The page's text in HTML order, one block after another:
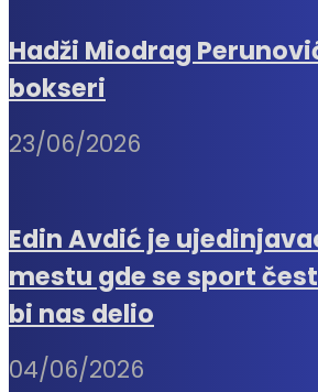
Hadži Miodrag
bokseri
23/06/2026
Edin Avdić je
mestu gde se sport
bi nas delio
04/06/2026